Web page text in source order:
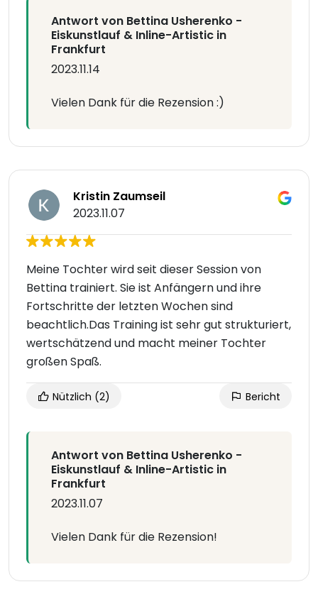
Antwort von Bettina Usherenko -
Eiskunstlauf & Inline-Artistic in
Frankfurt
2023.11.14
Vielen Dank für die Rezension :)
Kristin Zaumseil
2023.11.07
Meine Tochter wird seit dieser Session von
Bettina trainiert. Sie ist Anfängern und ihre
Fortschritte der letzten Wochen sind
beachtlich.Das Training ist sehr gut strukturiert,
wertschätzend und macht meiner Tochter
großen Spaß.
Nützlich (2) Bericht
Antwort von Bettina Usherenko -
Eiskunstlauf & Inline-Artistic in
Frankfurt
2023.11.07
Vielen Dank für die Rezension!